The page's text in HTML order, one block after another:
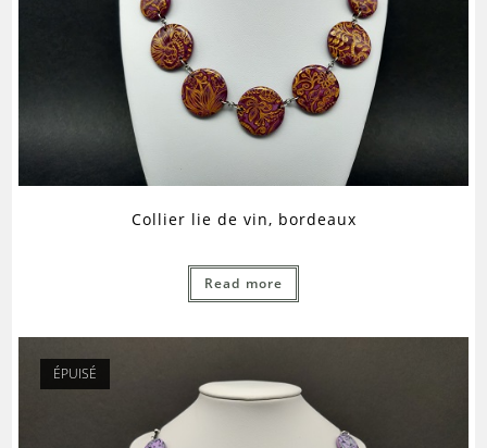
Collier lie de vin, bordeaux
Read more
ÉPUISÉ